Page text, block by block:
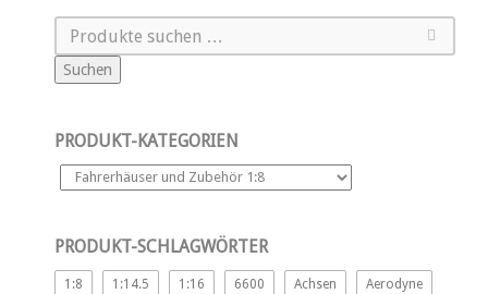
Suchen
PRODUKT-KATEGORIEN
PRODUKT-SCHLAGWÖRTER
1:8 1:14.5 1:16 6600 Achsen Aerodyne